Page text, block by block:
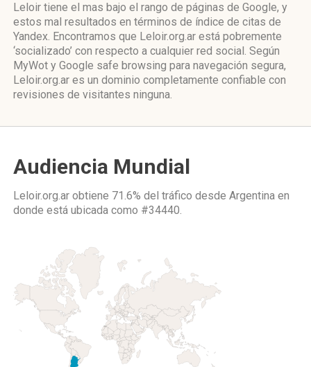
Leloir tiene el mas bajo el rango de páginas de Google, y
estos mal resultados en términos de índice de citas de
Yandex. Encontramos que Leloir.org.ar está pobremente
‘socializado’ con respecto a cualquier red social. Según
MyWot y Google safe browsing para navegación segura,
Leloir.org.ar es un dominio completamente confiable con
revisiones de visitantes ninguna.
Audiencia Mundial
Leloir.org.ar obtiene 71.6% del tráfico desde Argentina en
donde está ubicada como #34440.